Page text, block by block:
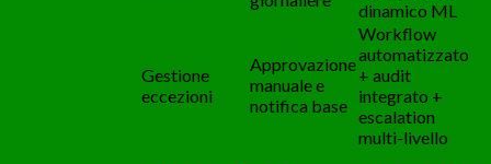
dinamico ML
Gestione
eccezioni
Approvazione
manuale e
notifica base
Workflow
automatizzato
+ audit
integrato +
escalation
multi-livello